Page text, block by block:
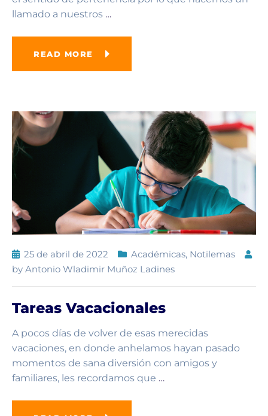
llamado a nuestros …
READ MORE
25 de abril de 2022 Académicas, Notilemas
by Antonio Wladimir Muñoz Ladines
Tareas Vacacionales
A pocos días de volver de esas merecidas
vacaciones, en donde anhelamos hayan pasado
momentos de sana diversión con amigos y
familiares, les recordamos que …